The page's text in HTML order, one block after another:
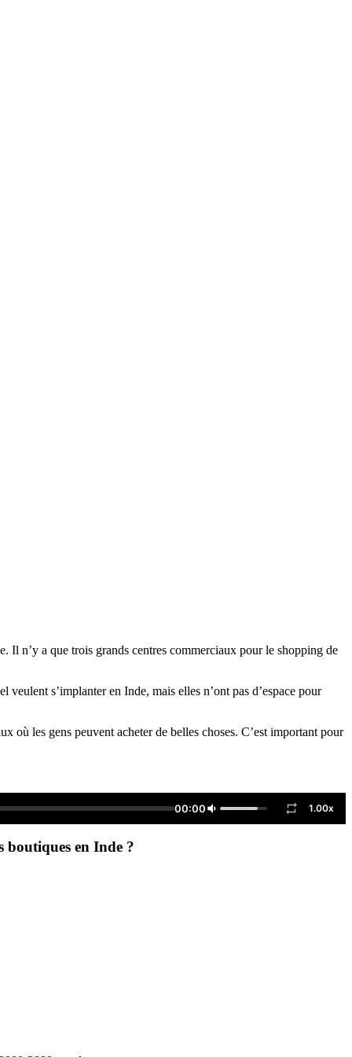
Il n’y a que trois grands centres commerciaux pour le shopping de
s’implanter en Inde, mais elles n’ont pas d’espace pour
où les gens peuvent acheter de belles choses. C’est important pour
00:00 1.00x
boutiques en Inde ?